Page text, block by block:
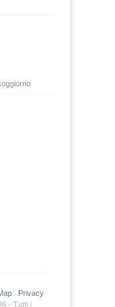
Privacy
- Tutti i